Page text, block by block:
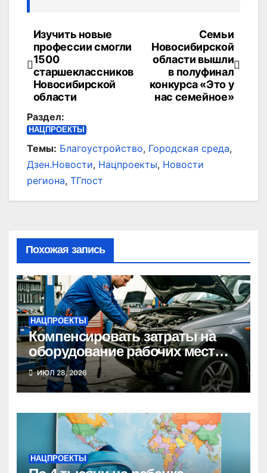
Навигация
по
записям
Семьи
Новосибирской
области вышли
в полуфинал
конкурса «Это у
нас семейное»
Изучить новые
профессии смогли
1500
старшеклассников
Новосибирской
области
Раздел:
НАЦПРОЕКТЫ
Темы: Благоустройство, Городская среда,
Дзен.Новости, Нацпроекты, Новости
региона, ТГпост
Похожая запись
НАЦПРОЕКТЫ
Компенсировать затраты на
оборудование рабочих мест
может новосибирский бизнес
ИЮЛ 28, 2026
НАЦПРОЕКТЫ